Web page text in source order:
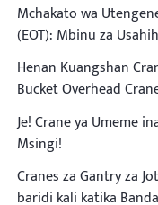
Mchakato wa
(EOT): Mbinu za
Henan Kuangshan
Bucket Overhead
Je! Crane ya Umeme
Msingi!
Cranes za Gantry za
baridi kali katika